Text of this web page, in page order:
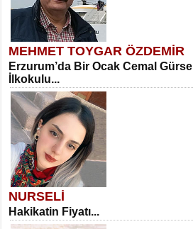
MEHMET TOYGAR ÖZDEMİR
Erzurum’da Bir Ocak Cemal Gürsel
İlkokulu...
NURSELİ
Hakikatin Fiyatı...